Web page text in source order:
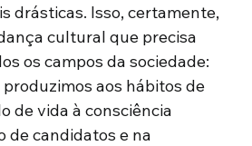
drásticas. Isso, certamente,
cultural que precisa
os campos da sociedade:
aos hábitos de
de vida à consciência
de candidatos e na